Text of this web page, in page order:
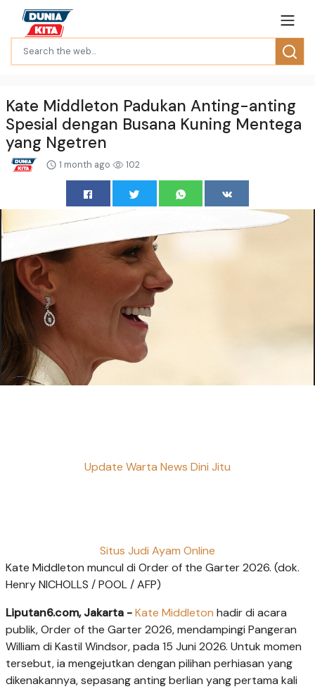
Kate Middleton Padukan Anting-anting
Spesial dengan Busana Kuning Mentega
yang Ngetren
1 month ago 102
Update Warta News Dini Jitu
Situs Judi Ayam Online
Kate Middleton muncul di Order of the Garter 2026. (dok.
Henry NICHOLLS / POOL / AFP)
Liputan6.com, Jakarta -Kate Middleton hadir di acara
publik, Order of the Garter 2026, mendampingi Pangeran
William di Kastil Windsor, pada 15 Juni 2026. Untuk momen
tersebut, ia mengejutkan dengan pilihan perhiasan yang
dikenakannya, sepasang anting berlian yang pertama kali